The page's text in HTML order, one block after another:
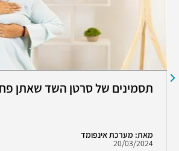
תסמינים של סרטן השד שאתן
מאת: מערכת אינפומד
20/03/2024